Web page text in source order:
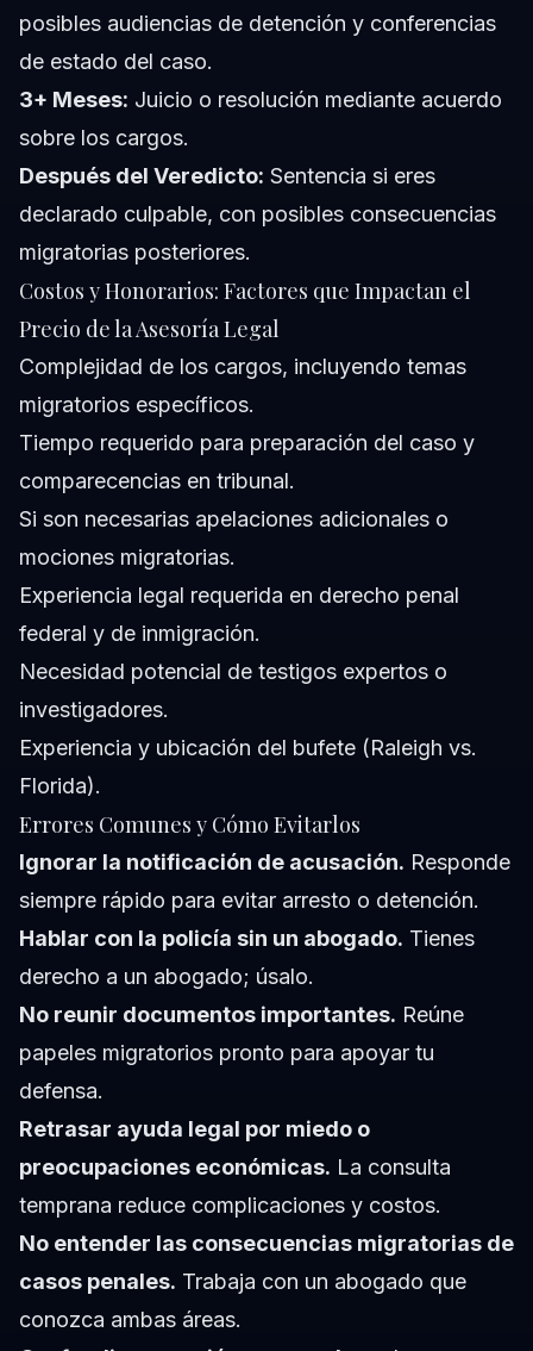
posibles audiencias de detención y conferencias
de estado del caso.
3+ Meses: Juicio o resolución mediante acuerdo
sobre los cargos.
Después del Veredicto: Sentencia si eres
declarado culpable, con posibles consecuencias
migratorias posteriores.
Costos y Honorarios: Factores que Impactan el
Precio de la Asesoría Legal
Complejidad de los cargos, incluyendo temas
migratorios específicos.
Tiempo requerido para preparación del caso y
comparecencias en tribunal.
Si son necesarias apelaciones adicionales o
mociones migratorias.
Experiencia legal requerida en derecho penal
federal y de inmigración.
Necesidad potencial de testigos expertos o
investigadores.
Experiencia y ubicación del bufete (Raleigh vs.
Florida).
Errores Comunes y Cómo Evitarlos
Ignorar la notificación de acusación. Responde
siempre rápido para evitar arresto o detención.
Hablar con la policía sin un abogado. Tienes
derecho a un abogado; úsalo.
No reunir documentos importantes. Reúne
papeles migratorios pronto para apoyar tu
defensa.
Retrasar ayuda legal por miedo o
preocupaciones económicas. La consulta
temprana reduce complicaciones y costos.
No entender las consecuencias migratorias de
casos penales. Trabaja con un abogado que
conozca ambas áreas.